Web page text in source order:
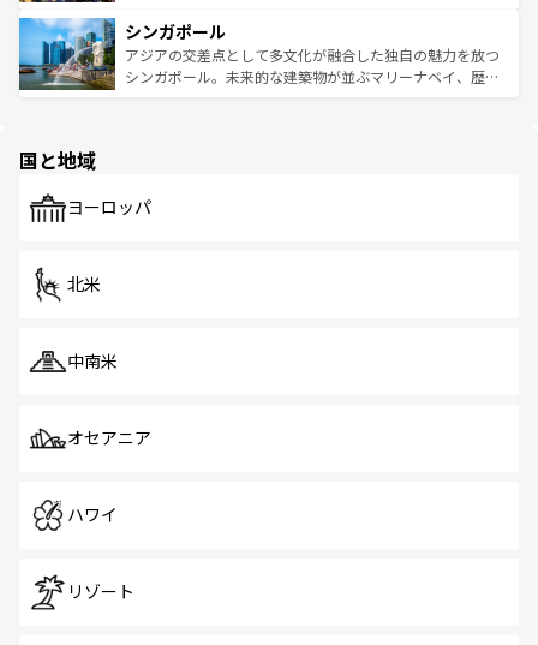
参照してほしい。
激する。気候は一年中温暖で、どの季節にも異なる楽しみ
が待っている。親しみやすいタイの人々、仏教を中心とし
た文化、そして多様な観光資源が、訪れる旅人を魅了し続
み、どこを訪れても感動するはず。観光スポットが密集し
ており、効率よく見どころを回れるのも魅力。息をのむよ
うな絶景から文化的な体験まで、香港を存分に楽しみ尽く
シンガポール
アジアの交差点として多文化が融合した独自の魅力を放つ
シンガポール。未来的な建築物が並ぶマリーナベイ、歴史
で、ホーカーズは地元の風情を楽しめる外せないスポット
国と地域
ヨーロッパ
北米
中南米
オセアニア
ハワイ
リゾート